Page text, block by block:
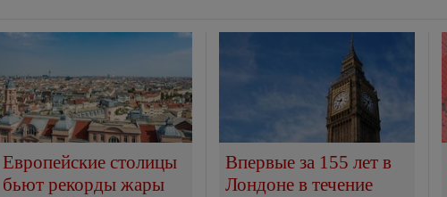
Европейские столицы
бьют рекорды жары
Впервые за 155 лет в
Лондоне в течение